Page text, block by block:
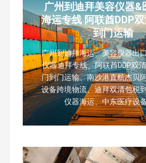
广州到迪拜美容仪器&
海运专线 阿联酋DDP
到门运输
广州到迪拜海运、美容仪器出
仪器迪拜专线、阿联酋DDP双
门到门运输、南沙港直航杰贝
设备跨境物流、迪拜双清包税
仪器海运、中东医疗设